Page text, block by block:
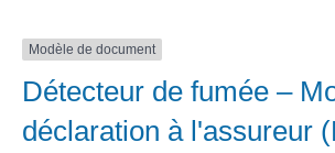
Modèle de document
Détecteur de fumée –
déclaration à l'assureur